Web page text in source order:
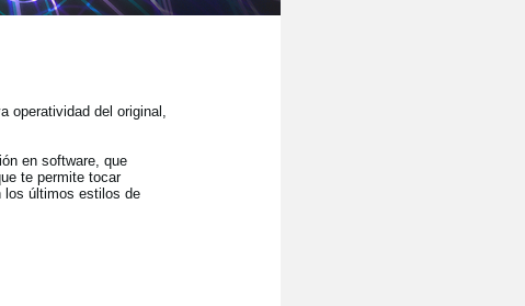
operatividad del original,
en software, que
te permite tocar
los últimos estilos de